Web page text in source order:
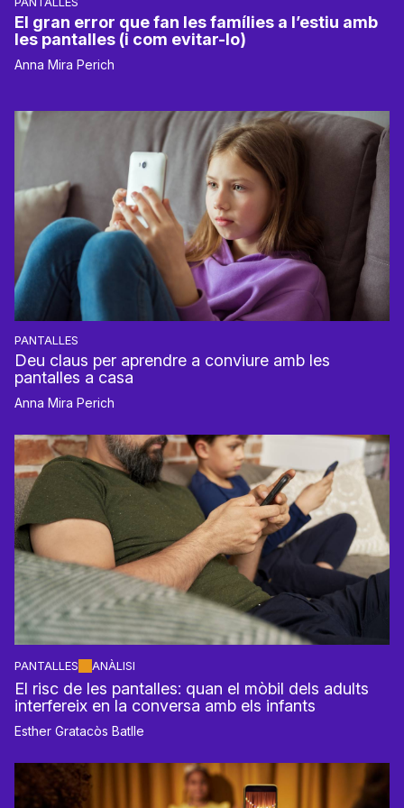
El gran error que fan les famílies a l’estiu amb
les pantalles (i com evitar-lo)
Anna Mira Perich
PANTALLES
Deu claus per aprendre a conviure amb les
pantalles a casa
Anna Mira Perich
PANTALLES ANÀLISI
El risc de les pantalles: quan el mòbil dels adults
interfereix en la conversa amb els infants
Esther Gratacòs Batlle